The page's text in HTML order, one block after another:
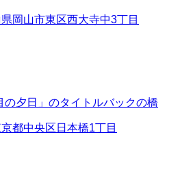
岡山市東区西大寺中3丁目
の夕日」のタイトルバックの橋
都中央区日本橋1丁目